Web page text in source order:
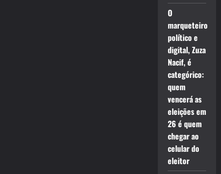
O
marqueteiro
político e
digital, Zuza
Nacif, é
categórico:
quem
vencerá as
eleições em
26 é quem
chegar ao
celular do
eleitor